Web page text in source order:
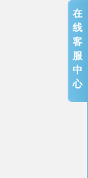
在
线
客
服
中
心